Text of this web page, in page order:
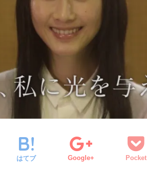
はてブ Google+ Pocket